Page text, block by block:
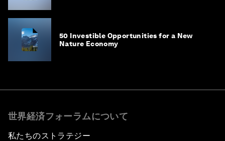
50 Investible Opportunities for a New
Nature Economy
世界経済フォーラムについて
私たちのストラテジー